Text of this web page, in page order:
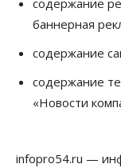
банкротстве с
10 Августа 2026,
НГУ обновил
10 Августа 2026,
начальникам
содержание
баннерная
содержание
содержание
«Новости
infopro54.ru —